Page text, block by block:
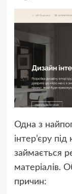
Одна з
інтер’єру
займається
матеріалів.
причин: